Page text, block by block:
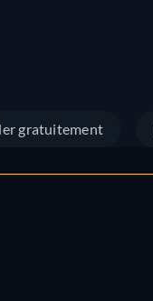
gratuitement